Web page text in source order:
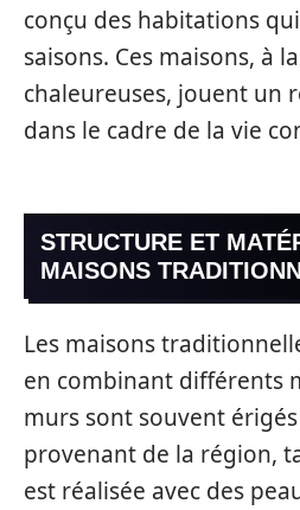
conçu des habitations
saisons. Ces maisons, à
chaleureuses, jouent un
dans le cadre de la vie
STRUCTURE ET
MAISONS
Les maisons
en combinant différents
murs sont souvent
provenant de la région,
est réalisée avec des